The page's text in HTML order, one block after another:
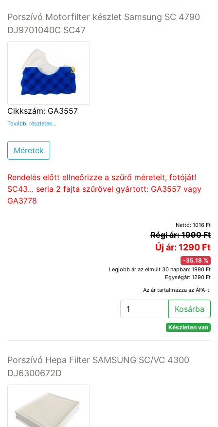
Porszívó Motorfilter készlet Samsung SC 4790
DJ9701040C SC47
Cikkszám: GA3557
További részletek...
Méretek
Rendelés előtt ellneőrizze a szűrő méreteit, fotóját!
SC43... seria 2 fajta szűrővel gyártott: GA3557 vagy
GA3778
Nettó: 1016 Ft
Régi ár: 1990 Ft
Új ár: 1290 Ft
-35.18 %
Legjobb ár az elmúlt 30 napban: 1990 Ft
Egységár: 1290 Ft
Az ár tartalmazza az ÁFA-t!
Kosárba
Készleten van
Porszívó Hepa Filter SAMSUNG SC/VC 4300
DJ6300672D